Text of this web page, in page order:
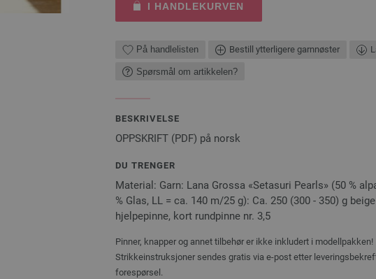
I HANDLEKURVEN
På handlelisten Bestill ytterligere garnnøster
Spørsmål om artikkelen?
BESKRIVELSE
OPPSKRIFT (PDF) på norsk
DU TRENGER
Material: Garn: Lana Grossa «Setasuri Pearls» (50 %
% Glas, LL = ca. 140 m/25 g): Ca. 250 (300 - 350) g
hjelpepinne, kort rundpinne nr. 3,5
Pinner, knapper og annet tilbehør er ikke inkludert i modellpakken!
Strikkeinstruksjoner sendes gratis via e-post etter
forespørsel.